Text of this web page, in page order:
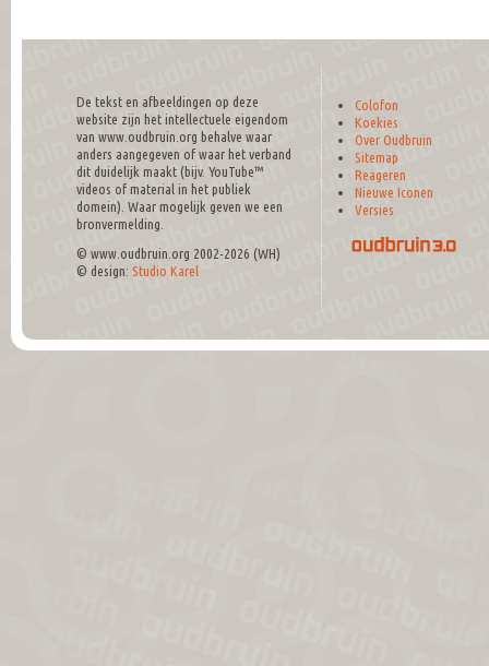
De tekst en afbeeldingen op deze
website zijn het intellectuele eigendom
van www.oudbruin.org behalve waar
anders aangegeven of waar het verband
dit duidelijk maakt (bijv. YouTube™
videos of material in het publiek
domein). Waar mogelijk geven we een
bronvermelding.
© www.oudbruin.org 2002-2026 (WH)
© design: Studio Karel
Colofon
Koekies
Over Oudbruin
Sitemap
Reageren
Nieuwe Iconen
Versies